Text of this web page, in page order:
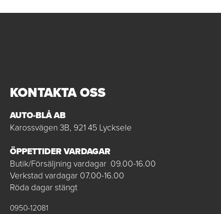
KONTAKTA OSS
AUTO-BLÅ AB
Karossvägen 3B, 921 45 Lycksele
ÖPPETTIDER VARDAGAR
Butik/Försäljning vardagar 09.00-16.00
Verkstad vardagar 07.00-16.00
Röda dagar stängt
0950-12081